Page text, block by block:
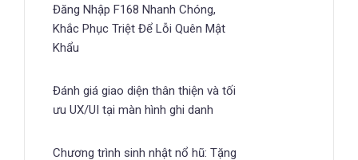
Đăng Nhập F168 Nhanh Chóng,
Khắc Phục Triệt Để Lỗi Quên Mật
Khẩu
Đánh giá giao diện thân thiện và tối
ưu UX/UI tại màn hình ghi danh
Chương trình sinh nhật nổ hũ: Tặng